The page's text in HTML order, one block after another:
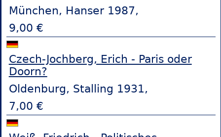
München, Hanser 1987,
9,00 €
Czech-Jochberg, Erich - Paris oder
Doorn?
Oldenburg, Stalling 1931,
7,00 €